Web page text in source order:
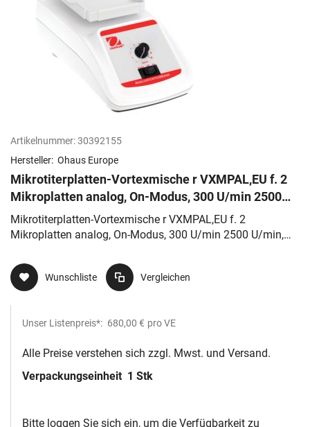
Artikelnummer:30392155
Hersteller: Ohaus Europe
Mikrotiterplatten-Vortexmische r VXMPAL,EU f. 2
Mikroplatten analog, On-Modus, 300 U/min 2500
U/min, Touch-Modus
Mikrotiterplatten-Vortexmische r VXMPAL,EU f. 2
Mikroplatten analog, On-Modus, 300 U/min 2500 U/min,
Wunschliste Vergleichen
Unser Listenpreis*: 680,00 € pro VE
Alle Preise verstehen sich zzgl. Mwst. und Versand.
Verpackungseinheit 1 Stk
Bitte loggen Sie sich ein, um die Verfügbarkeit zu